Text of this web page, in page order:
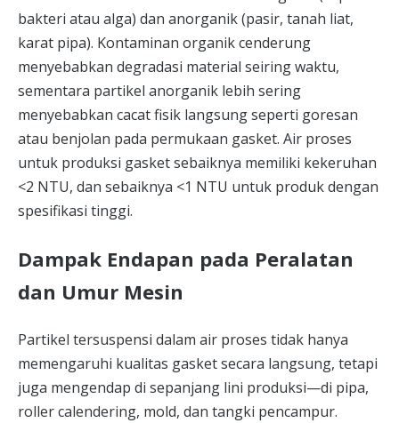
bakteri atau alga) dan anorganik (pasir, tanah liat,
karat pipa). Kontaminan organik cenderung
menyebabkan degradasi material seiring waktu,
sementara partikel anorganik lebih sering
menyebabkan cacat fisik langsung seperti goresan
atau benjolan pada permukaan gasket. Air proses
untuk produksi gasket sebaiknya memiliki kekeruhan
<2 NTU, dan sebaiknya <1 NTU untuk produk dengan
spesifikasi tinggi.
Dampak Endapan pada Peralatan
dan Umur Mesin
Partikel tersuspensi dalam air proses tidak hanya
memengaruhi kualitas gasket secara langsung, tetapi
juga mengendap di sepanjang lini produksi—di pipa,
roller calendering, mold, dan tangki pencampur.